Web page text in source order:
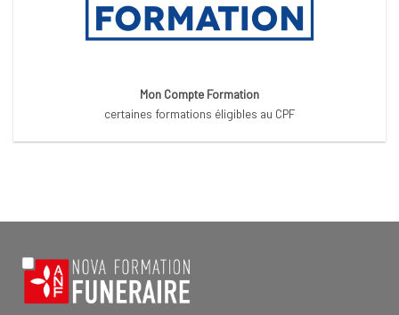
Mon Compte Formation
certaines formations éligibles au CPF